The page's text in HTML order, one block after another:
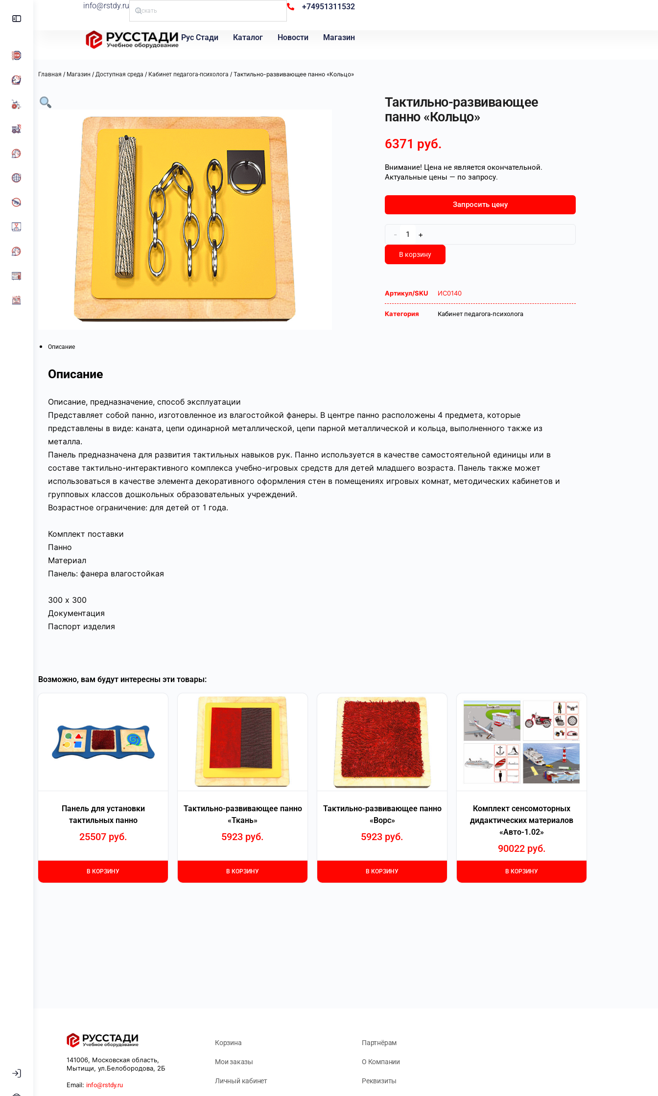
info@rstdy.ru +74951311532
Рус Стади Каталог Новости Магазин
Главная / Магазин / Доступная среда / Кабинет педагога-психолога / Тактильно-развивающее панно «Кольцо»
Тактильно-развивающее
панно «Кольцо»
6371 руб.
Внимание! Цена не является окончательной.
Актуальные цены — по запросу.
Запросить цену
- +
В корзину
Артикул/SKU ИС0140
Категория Кабинет педагога-психолога
Описание
Описание
Описание, предназначение, способ эксплуатации
Представляет собой панно, изготовленное из влагостойкой фанеры. В центре панно расположены 4 предмета, которые
представлены в виде: каната, цепи одинарной металлической, цепи парной металлической и кольца, выполненного также из
металла.
Панель предназначена для развития тактильных навыков рук. Панно используется в качестве самостоятельной единицы или в
составе тактильно-интерактивного комплекса учебно-игровых средств для детей младшего возраста. Панель также может
использоваться в качестве элемента декоративного оформления стен в помещениях игровых комнат, методических кабинетов и
групповых классов дошкольных образовательных учреждений.
Возрастное ограничение: для детей от 1 года.
Комплект поставки
Панно
Материал
Панель: фанера влагостойкая
300 х 300
Документация
Паспорт изделия
Возможно, вам будут интересны эти товары:
Панель для установки
тактильных панно
25507 руб.
В КОРЗИНУ
Тактильно-развивающее панно
«Ткань»
5923 руб.
В КОРЗИНУ
Тактильно-развивающее панно
«Ворс»
5923 руб.
В КОРЗИНУ
Комплект сенсомоторных
дидактических материалов
«Авто-1.02»
90022 руб.
В КОРЗИНУ
141006, Московская область,
Мытищи, ул.Белобородова, 2Б
Email: info@rstdy.ru
Корзина
Мои заказы
Личный кабинет
Партнёрам
О Компании
Реквизиты